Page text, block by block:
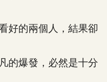
的兩個人，結果卻
爆發，必然是十分